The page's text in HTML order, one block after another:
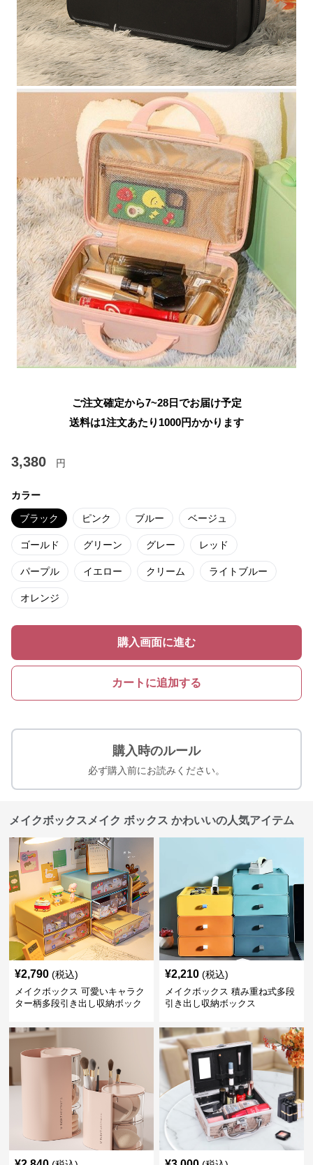
ご注文確定から7~28日でお届け予定
送料は1注文あたり 1000円かかります
3,380 円
カラー
ブラック ピンク ブルー ベージュ
ゴールド グリーン グレー レッド
パープル イエロー クリーム ライトブルー
オレンジ
購入画面に進む
カートに追加する
購入時のルール
必ず購入前にお読みください。
メイクボックスメイク ボックス かわいいの人気アイテム
¥2,790 (税込)
メイクボックス 可愛いキャラク
ター柄多段引き出し収納ボック
¥2,210 (税込)
メイクボックス 積み重ね式多段
引き出し収納ボックス